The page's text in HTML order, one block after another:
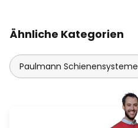
Ähnliche Kategorien
Paulmann Schienensysteme